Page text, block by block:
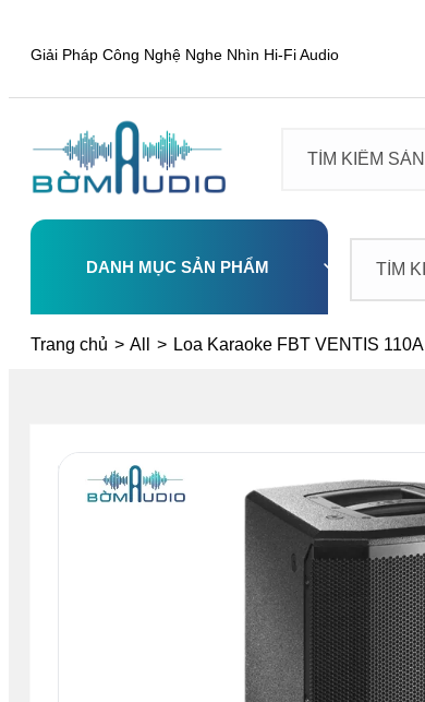
Giải Pháp Công Nghệ Nghe Nhìn Hi-Fi Audio
DANH MỤC SẢN PHẨM
Select
Trang chủ > All > Loa Karaoke FBT VENTIS 110A